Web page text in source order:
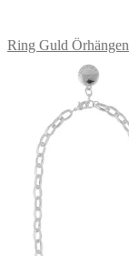
Ring Guld Örhängen